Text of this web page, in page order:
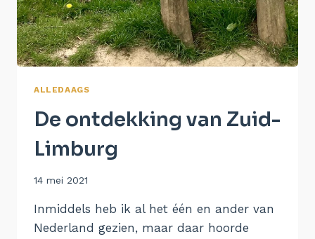
ALLEDAAGS
De ontdekking van Zuid-
Limburg
Door
14 mei 2021
Inmiddels heb ik al het één en ander van
Nederland gezien, maar daar hoorde